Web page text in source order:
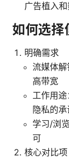
广告植入和
如何选择
明确需求
流媒体
高带宽
工作用
隐私的
学习/浏
可
核心对比项